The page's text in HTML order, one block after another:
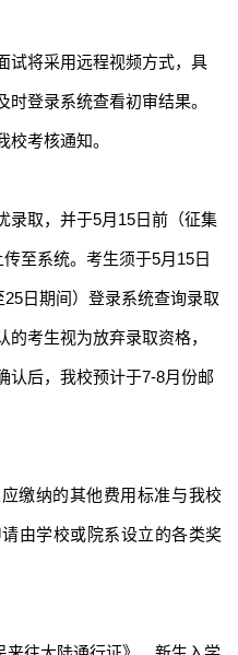
试将采用远程视频方式，具
登录系统查看初审结果。
考核通知。
录取，并于5月 15日前（征集
至系统。考生须于5月 15日
25日期间）登录系统查询录取
考生视为放弃录取资格，
认后，我校预计于7-8月份邮
应缴纳的其他费用标准与我校
由学校或院系设立的各类奖